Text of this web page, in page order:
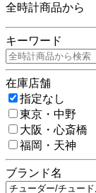
全時計商品から
キーワード
在庫店舗
指定なし
東京・中野
大阪・心斎橋
福岡・天神
ブランド名